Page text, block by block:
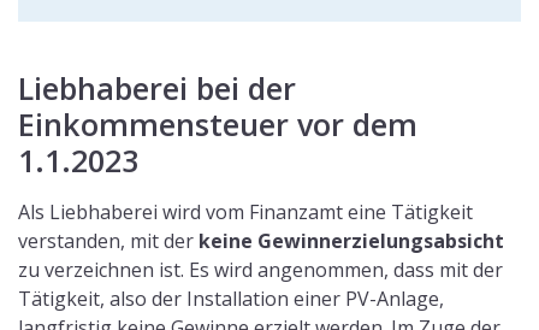
nach wie vor, ob es sich um eine Liebhaberei handelt.
Sollte es Ihrer Meinung nach um eine
Photovoltaikanlage ohne Gewinnabsichten handeln,
reichen Sie beim Finanzamt eine
Wirtschaftlichkeitsprognose über den
Abschreibungszeitraum (20 Jahre) . Dabei werden
Ausgaben gegen Einnahmen gerechnet.
Ausgaben: